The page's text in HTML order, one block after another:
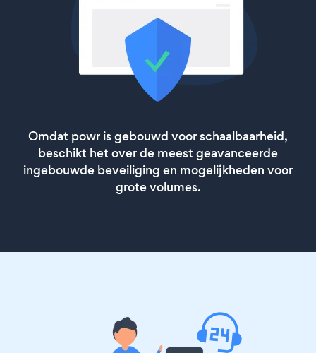
Omdat powr is gebouwd voor schaalbaarheid,
beschikt het over de meest geavanceerde
ingebouwde beveiliging en mogelijkheden voor
grote volumes.